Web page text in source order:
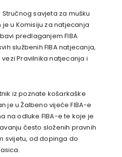
savjeta za mušku
u Komisiju za natjecanja
predlaganjem FIBA
službenih FIBA natjecanja,
Pravilnika natjecanja i
iz poznate košarkaške
je u Žalbeno vijeće FIBA-e
na odluke FIBA-e te koje je
često složenih pravnih
svijetu, od dopinga do